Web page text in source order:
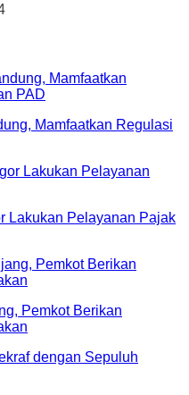
Mamfaatkan Regulasi
Lakukan Pelayanan Pajak
Pemkot Berikan